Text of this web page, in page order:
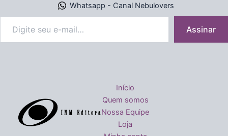
Whatsapp - Canal Nebulovers
Assinar
Início
Quem somos
Nossa Equipe
Loja